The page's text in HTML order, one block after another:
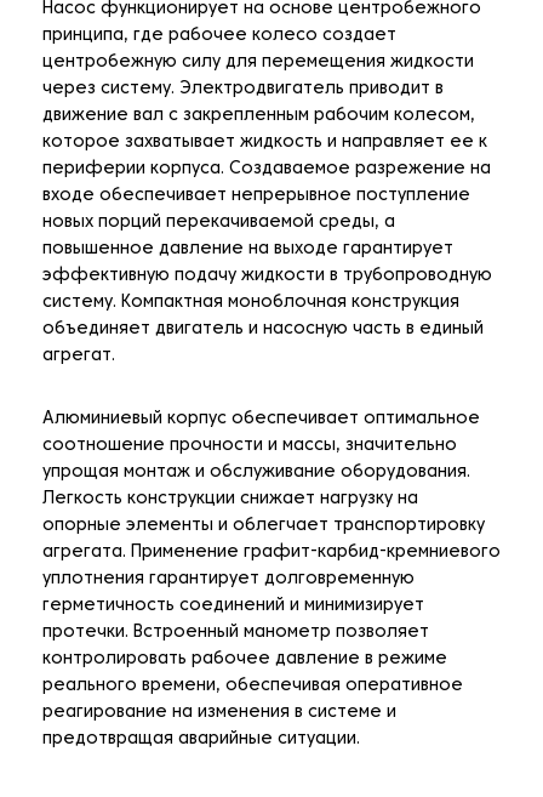
Насос функционирует на основе центробежного
принципа, где рабочее колесо создает
центробежную силу для перемещения жидкости
через систему. Электродвигатель приводит в
движение вал с закрепленным рабочим колесом,
которое захватывает жидкость и направляет ее к
периферии корпуса. Создаваемое разрежение на
входе обеспечивает непрерывное поступление
новых порций перекачиваемой среды, а
повышенное давление на выходе гарантирует
эффективную подачу жидкости в трубопроводную
систему. Компактная моноблочная конструкция
объединяет двигатель и насосную часть в единый
агрегат.
Алюминиевый корпус обеспечивает оптимальное
соотношение прочности и массы, значительно
упрощая монтаж и обслуживание оборудования.
Легкость конструкции снижает нагрузку на
опорные элементы и облегчает транспортировку
агрегата. Применение графит-карбид-кремниевого
уплотнения гарантирует долговременную
герметичность соединений и минимизирует
протечки. Встроенный манометр позволяет
контролировать рабочее давление в режиме
реального времени, обеспечивая оперативное
реагирование на изменения в системе и
предотвращая аварийные ситуации.